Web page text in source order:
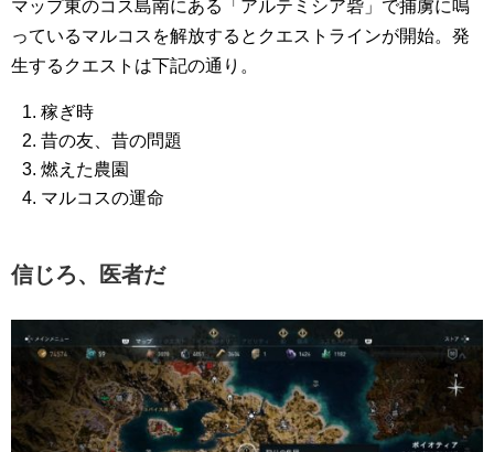
マップ東のコス島南にある「アルテミシア砦」で捕虜に鳴
っているマルコスを解放するとクエストラインが開始。発
生するクエストは下記の通り。
稼ぎ時
昔の友、昔の問題
燃えた農園
マルコスの運命
信じろ、医者だ